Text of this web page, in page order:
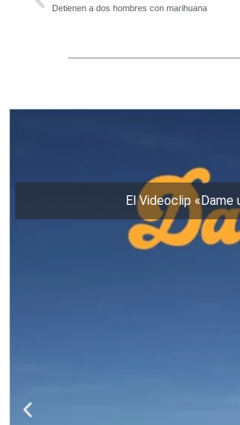
Detienen a dos hombres con marihuana
El Videoclip «Dame